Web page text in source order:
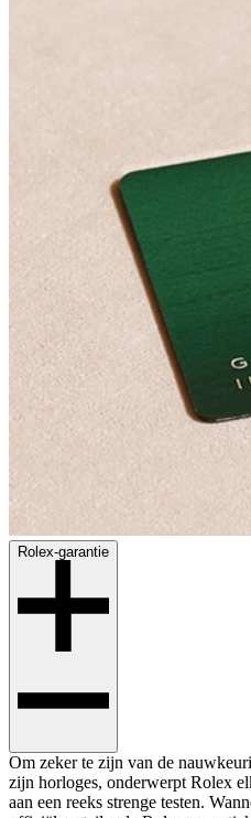
Rolex-garantie
Om zeker te zijn van de
zijn horloges, onderwerpt Rolex
aan een reeks strenge testen.